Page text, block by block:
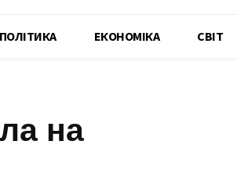
ПОЛІТИКА ЕКОНОМІКА СВІТ
на